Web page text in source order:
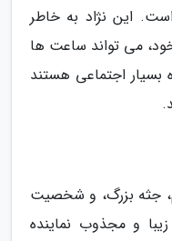
این نژاد به خاطر
می تواند ساعت ها
بسیار اجتماعی هستند
جثه بزرگ، و شخصیت
و مجذوب نماینده